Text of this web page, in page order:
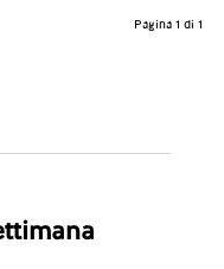
Pagina 1 di 1